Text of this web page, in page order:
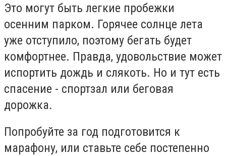
Это могут быть легкие пробежки
осенним парком. Горячее солнце лета
уже отступило, поэтому бегать будет
комфортнее. Правда, удовольствие может
испортить дождь и слякоть. Но и тут есть
спасение - спортзал или беговая
дорожка.
Попробуйте за год подготовится к
марафону, или ставьте себе постепенно